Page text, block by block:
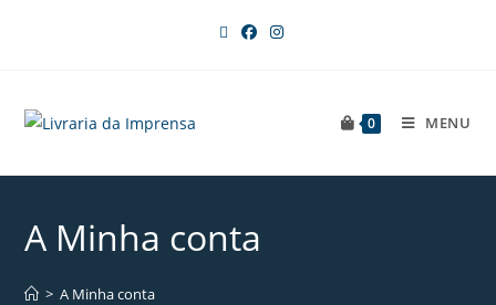
0 MENU
A Minha conta
> A Minha conta